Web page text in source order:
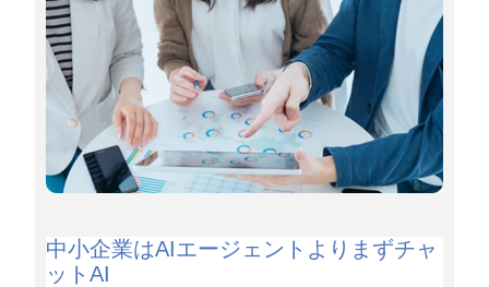
中小企業はAIエージェントよりまずチャ
ットAI